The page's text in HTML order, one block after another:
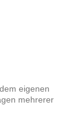
eigenen
mehrerer